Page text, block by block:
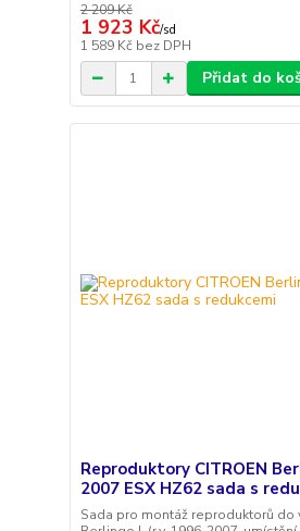
2 209 Kč
1 923 Kč/sd
1 589 Kč bez DPH
Přidat do
Reproduktory CITROEN
2007 ESX HZ62 sada s
Sada pro montáž reproduktorů do